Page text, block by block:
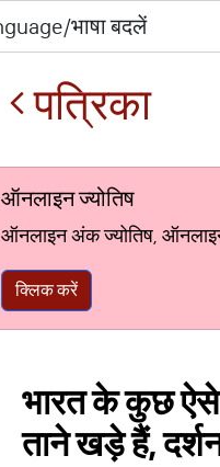
पत्रिका
ऑनलाइन ज्योतिष
ऑनलाइन अंक ज्योतिष,
क्लिक करें
भारत के कुछ ऐसे
ताने खड़े हैं, दर्शन